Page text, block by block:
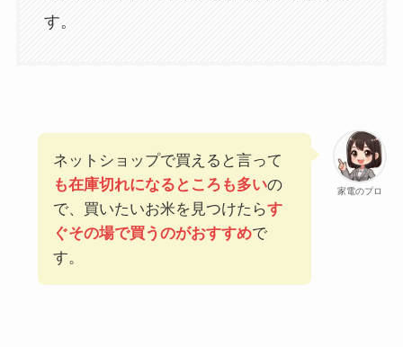
す。
家電のプロ
ネットショップで買えると言って
も在庫切れになるところも多いの
で、買いたいお米を見つけたらす
ぐその場で買うのがおすすめで
す。